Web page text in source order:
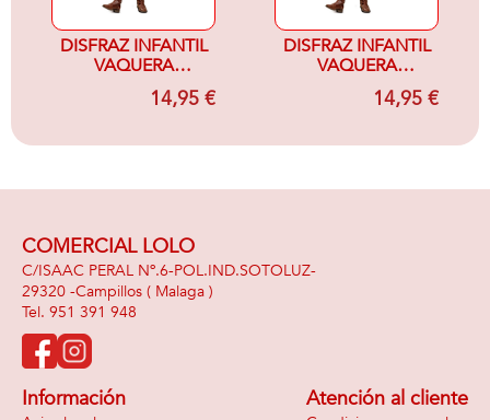
DISFRAZ INFANTIL
VAQUERA
MARRON Y
BLANCO 3-414,95 €
DISFRAZ INFANTIL
VAQUERA
MARRON Y
BLANCO 5-614,95 €
COMERCIAL LOLO
C/ISAAC PERAL Nº.6-POL.IND.SOTOLUZ-
29320 -Campillos ( Malaga )
951 391 948
Información Atención al cliente